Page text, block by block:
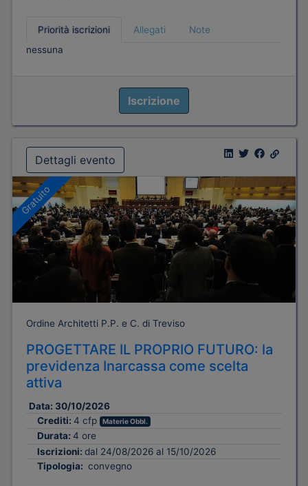
Priorità iscrizioni Allegati
Note
nessuna
Iscrizione
Dettagli evento
Gratuito
Ordine Architetti P.P. e C. di Treviso
PROGETTARE IL PROPRIO FUTURO: la
previdenza Inarcassa come scelta
attiva
Data: 30/10/2026
Crediti: 4 cfp Materie Obbl.
Durata: 4 ore
Iscrizioni: dal 24/08/2026 al 15/10/2026
Tipologia: convegno